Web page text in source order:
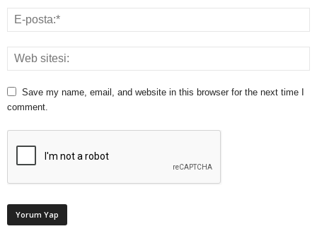
Save my name, email, and website in this browser for the next time I
comment.